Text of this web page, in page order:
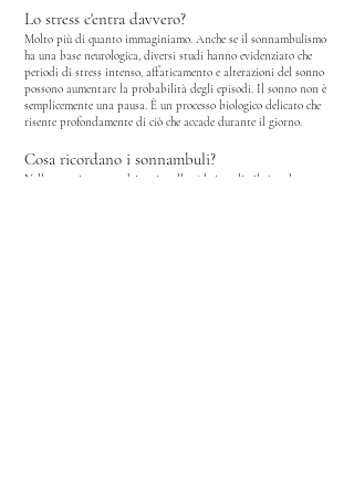
Lo stress c'entra davvero?
Molto più di quanto immaginiamo. Anche se il sonnambulismo
ha una base neurologica, diversi studi hanno evidenziato che
periodi di stress intenso, affaticamento e alterazioni del sonno
possono aumentare la probabilità degli episodi. Il sonno non è
semplicemente una pausa. È un processo biologico delicato che
risente profondamente di ciò che accade durante il giorno.
Cosa ricordano i sonnambuli?
Nella maggior parte dei casi, nulla.
Al risveglio il ricordo